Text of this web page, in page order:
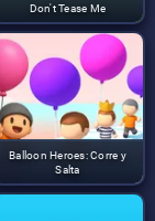
Don't Tease Me
Balloon Heroes: Corre y
Salta